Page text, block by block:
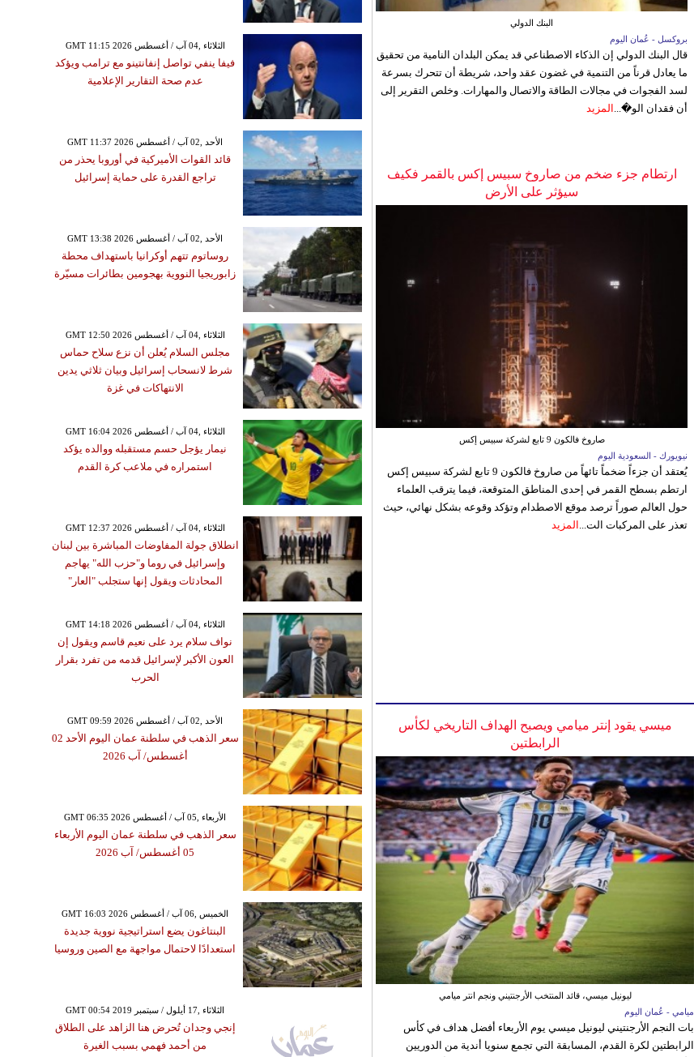
البنك الدولي
بروكسل - عُمان اليوم
قال البنك الدولي إن الذكاء الاصطناعي قد يمكن البلدان النامية من تحقيق
ما يعادل قرناً من التنمية في غضون عقد واحد، شريطة أن تتحرك بسرعة
لسد الفجوات في مجالات الطاقة والاتصال والمهارات. وخلص التقرير إلى
أن فقدان الو�... المزيد
ارتطام جزء ضخم من صاروخ سبيس إكس بالقمر فكيف
سيؤثر على الأرض
صاروخ فالكون 9 تابع لشركة سبيس إكس
نيويورك - السعودية اليوم
يُعتقد أن جزءاً ضخماً تائهاً من صاروخ فالكون 9 تابع لشركة سبيس إكس
ارتطم بسطح القمر في إحدى المناطق المتوقعة، فيما يترقب العلماء
حول العالم صوراً ترصد موقع الاصطدام وتؤكد وقوعه بشكل نهائي، حيث
تعذر على المركبات الت... المزيد
ميسي يقود إنتر ميامي ويصبح الهداف التاريخي لكأس
الرابطتين
ليونيل ميسي، قائد المنتخب الأرجنتيني ونجم انتر ميامي
ميامي - عُمان اليوم
بات النجم الأرجنتيني ليونيل ميسي يوم الأربعاء أفضل هداف في كأس
الرابطتين لكرة القدم، المسابقة التي تجمع سنويا أندية من الدوريين
GMT 11:15 2026 الثلاثاء ,04 آب / أغسطس
فيفا ينفي تواصل إنفانتينو مع ترامب ويؤكد
عدم صحة التقارير الإعلامية
GMT 11:37 2026 الأحد ,02 آب / أغسطس
قائد القوات الأميركية في أوروبا يحذر من
تراجع القدرة على حماية إسرائيل
GMT 13:38 2026 الأحد ,02 آب / أغسطس
روساتوم تتهم أوكرانيا باستهداف محطة
زابوريجيا النووية بهجومين بطائرات مسيّرة
GMT 12:50 2026 الثلاثاء ,04 آب / أغسطس
مجلس السلام يُعلن أن نزع سلاح حماس
شرط لانسحاب إسرائيل وبيان ثلاثي يدين
الانتهاكات في غزة
GMT 16:04 2026 الثلاثاء ,04 آب / أغسطس
نيمار يؤجل حسم مستقبله ووالده يؤكد
استمراره في ملاعب كرة القدم
GMT 12:37 2026 الثلاثاء ,04 آب / أغسطس
انطلاق جولة المفاوضات المباشرة بين لبنان
وإسرائيل في روما و"حزب الله" يهاجم
المحادثات ويقول إنها ستجلب "العار"
GMT 14:18 2026 الثلاثاء ,04 آب / أغسطس
نواف سلام يرد على نعيم قاسم ويقول إن
العون الأكبر لإسرائيل قدمه من تفرد بقرار
الحرب
GMT 09:59 2026 الأحد ,02 آب / أغسطس
سعر الذهب في سلطنة عمان اليوم الأحد 02
أغسطس/ آب 2026
GMT 06:35 2026 الأربعاء ,05 آب / أغسطس
سعر الذهب في سلطنة عمان اليوم الأربعاء
05 أغسطس/ آب 2026
GMT 16:03 2026 الخميس ,06 آب / أغسطس
البنتاغون يضع استراتيجية نووية جديدة
استعدادًا لاحتمال مواجهة مع الصين وروسيا
GMT 00:54 2019 الثلاثاء ,17 أيلول / سبتمبر
إنجي وجدان تُحرض هنا الزاهد على الطلاق
من أحمد فهمي بسبب الغيرة